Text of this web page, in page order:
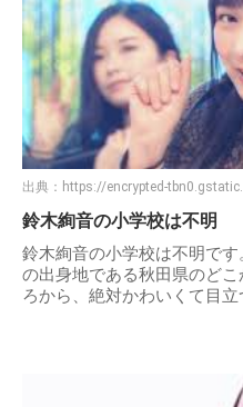
出典： https://encrypted-
鈴木絢音の小学校は不明
鈴木絢音の小学校は不明で
の出身地である秋田県のど
ろから、絶対かわいくて目立